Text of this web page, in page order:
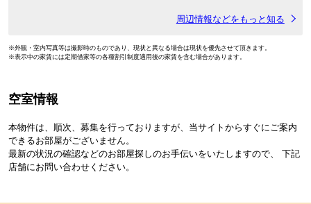
周辺情報などをもっと知る
※外観・室内写真等は撮影時のものであり、現状と異なる場合は現状を優先させて頂きます。
※表示中の家賃には定期借家等の各種割引制度適用後の家賃を含む場合があります。
空室情報
本物件は、順次、募集を行っておりますが、当サイトからすぐにご案内
できるお部屋がございません。
最新の状況の確認などのお部屋探しのお手伝いをいたしますので、 下記
店舗にお問い合わせください。